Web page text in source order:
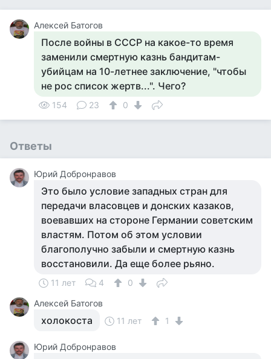
Алексей Батогов
После войны в СССР на какое-то время
заменили смертную казнь бандитам-
убийцам на 10-летнее заключение, "чтобы
не рос список жертв...". Чего?
154 23 0
Ответы
Юрий Добронравов
Это было условие западных стран для
передачи власовцев и донских казаков,
воевавших на стороне Германии советским
властям. Потом об этом условии
благополучно забыли и смертную казнь
восстановили. Да еще более рьяно.
11 лет 4
0
Алексей Батогов
холокоста 11 лет 1
Юрий Добронравов